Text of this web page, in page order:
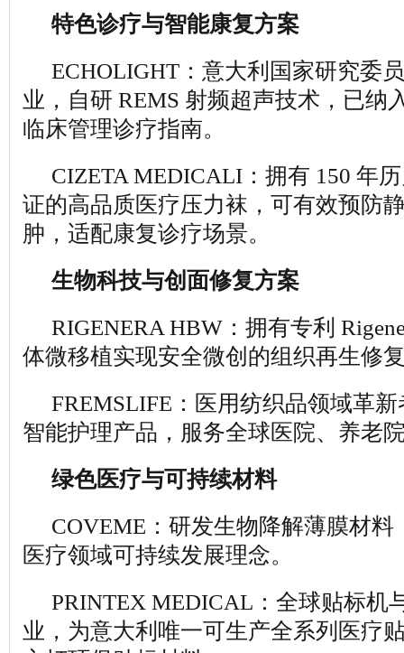
特色诊疗与智能康复方案
ECHOLIGHT：意大利国家研究委
业，自研 REMS 射频超声技术，已纳
临床管理诊疗指南。
CIZETA MEDICALI：拥有 150 年
证的高品质医疗压力袜，可有效预防
肿，适配康复诊疗场景。
生物科技与创面修复方案
RIGENERA HBW：拥有专利
体微移植实现安全微创的组织再生修
FREMSLIFE：医用纺织品领域革
智能护理产品，服务全球医院、养老
绿色医疗与可持续材料
COVEME：研发生物降解薄膜材料
医疗领域可持续发展理念。
PRINTEX MEDICAL：全球贴标机
业，为意大利唯一可生产全系列医疗